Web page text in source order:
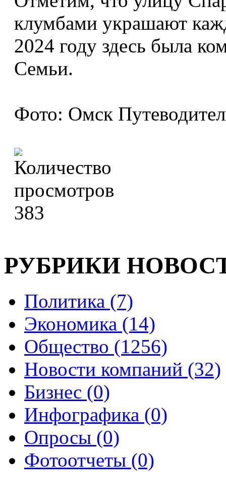
клумбами украшают
2024 году здесь была
Семьи.
Фото: Омск
383
РУБРИКИ
Политика (7)
Экономика (14)
Общество (1256)
Новости компаний (32)
Бизнес (0)
Инфографика (0)
Опросы (0)
Фотоотчеты (0)